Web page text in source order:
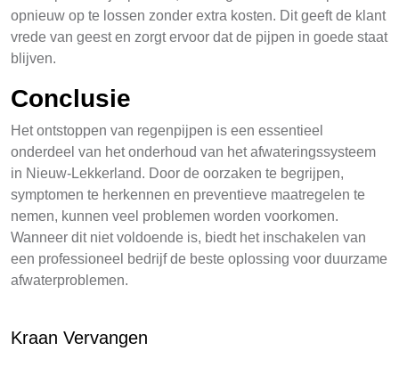
opnieuw op te lossen zonder extra kosten. Dit geeft de klant
vrede van geest en zorgt ervoor dat de pijpen in goede staat
blijven.
Conclusie
Het ontstoppen van regenpijpen is een essentieel
onderdeel van het onderhoud van het afwateringssysteem
in Nieuw-Lekkerland. Door de oorzaken te begrijpen,
symptomen te herkennen en preventieve maatregelen te
nemen, kunnen veel problemen worden voorkomen.
Wanneer dit niet voldoende is, biedt het inschakelen van
een professioneel bedrijf de beste oplossing voor duurzame
afwaterproblemen.
Kraan Vervangen